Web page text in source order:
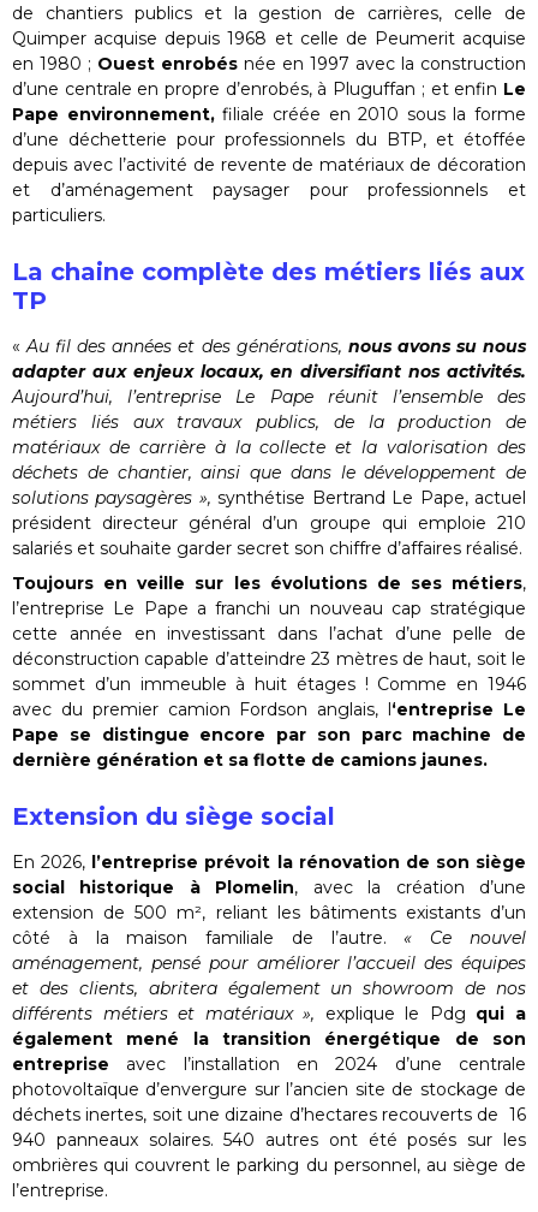
de chantiers publics et la gestion de carrières, celle de
Quimper acquise depuis 1968 et celle de Peumerit acquise
en 1980 ; Ouest enrobés née en 1997 avec la construction
d’une centrale en propre d’enrobés, à Pluguffan ; et enfin Le
Pape environnement,filiale créée en 2010 sous la forme
d’une déchetterie pour professionnels du BTP, et étoffée
depuis avec l’activité de revente de matériaux de décoration
et d’aménagement paysager pour professionnels et
particuliers.
La chaine complète des métiers liés aux
TP
«Au fil des années et des générations, nous avons su nous
adapter aux enjeux locaux, en diversifiant nos activités.
Aujourd’hui, l’entreprise Le Pape réunit l’ensemble des
métiers liés aux travaux publics, de la production de
matériaux de carrière à la collecte et la valorisation des
déchets de chantier, ainsi que dans le développement de
solutions paysagères », synthétise Bertrand Le Pape, actuel
président directeur général d’un groupe qui emploie 210
salariés et souhaite garder secret son chiffre d’affaires réalisé.
Toujours en veille sur les évolutions de ses métiers,
l’entreprise Le Pape a franchi un nouveau cap stratégique
cette année en investissant dans l’achat d’une pelle de
déconstruction capable d’atteindre 23 mètres de haut, soit le
sommet d’un immeuble à huit étages ! Comme en 1946
avec du premier camion Fordson anglais, l‘entreprise Le
Pape se distingue encore par son parc machine de
dernière génération et sa flotte de camions jaunes.
Extension du siège social
En 2026, l’entreprise prévoit la rénovation de son siège
social historique à Plomelin, avec la création d’une
extension de 500 m², reliant les bâtiments existants d’un
côté à la maison familiale de l’autre.« Ce nouvel
aménagement, pensé pour améliorer l’accueil des équipes
et des clients, abritera également un showroom de nos
différents métiers et matériaux », explique le Pdg qui a
également mené la transition énergétique de son
entreprise avec l’installation en 2024 d’une centrale
photovoltaïque d’envergure sur l’ancien site de stockage de
déchets inertes, soit une dizaine d’hectares recouverts de 16
940 panneaux solaires. 540 autres ont été posés sur les
ombrières qui couvrent le parking du personnel, au siège de
l’entreprise.